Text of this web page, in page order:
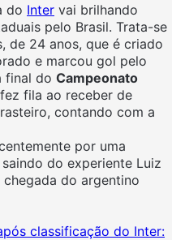
do Inter vai brilhando
pelo Brasil. Trata-se
de 24 anos, que é criado
e marcou gol pelo
final do Campeonato
fila ao receber de
contando com a
por uma
do experiente Luiz
chegada do argentino
classificação do Inter: